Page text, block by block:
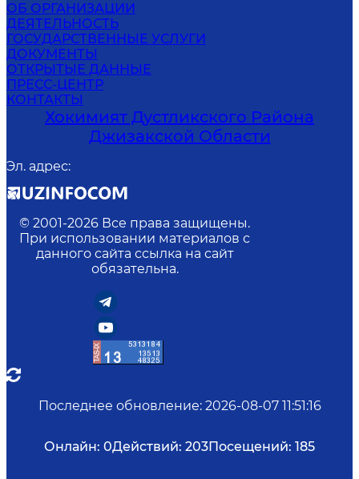
ОБ ОРГАНИЗАЦИИ
ДЕЯТЕЛЬНОСТЬ
ГОСУДАРСТВЕННЫЕ УСЛУГИ
ДОКУМЕНТЫ
ОТКРЫТЫЕ ДАННЫЕ
ПРЕСС-ЦЕНТР
КОНТАКТЫ
Хокимият Дустликского Района
Джизакской Области
Эл. адрес:
© 2001-2026 Все права защищены.
При использовании материалов с
данного сайта ссылка на сайт
обязательна.
Последнее обновление: 2026-08-07 11:51:16
Онлайн: 0Действий: 203Посещений: 185